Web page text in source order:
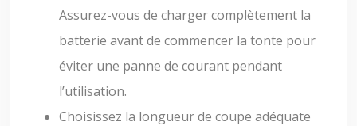
Assurez-vous de charger complètement la
batterie avant de commencer la tonte pour
éviter une panne de courant pendant
l’utilisation.
Choisissez la longueur de coupe adéquate